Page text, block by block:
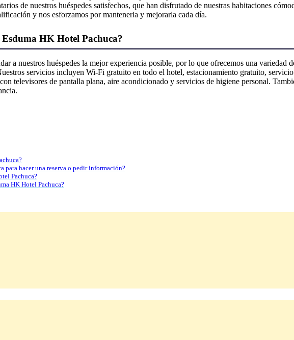
de nuestros huéspedes satisfechos, que han disfrutado de nuestras habitaciones
y nos esforzamos por mantenerla y mejorarla cada día.
Esduma HK Hotel Pachuca?
a nuestros huéspedes la mejor experiencia posible, por lo que ofrecemos una variedad
servicios incluyen Wi-Fi gratuito en todo el hotel, estacionamiento gratuito,
televisores de pantalla plana, aire acondicionado y servicios de higiene personal.
para hacer una reserva o pedir información?
Pachuca?
HK Hotel Pachuca?